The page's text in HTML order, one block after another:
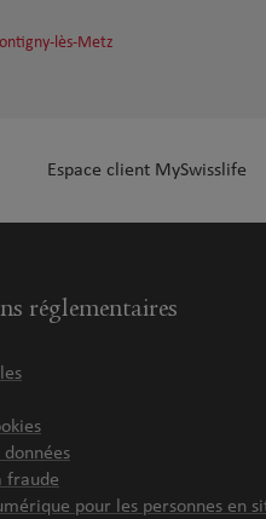
lès-Metz
Espace client MySwisslife
réglementaires
données
fraude
pour les personnes en